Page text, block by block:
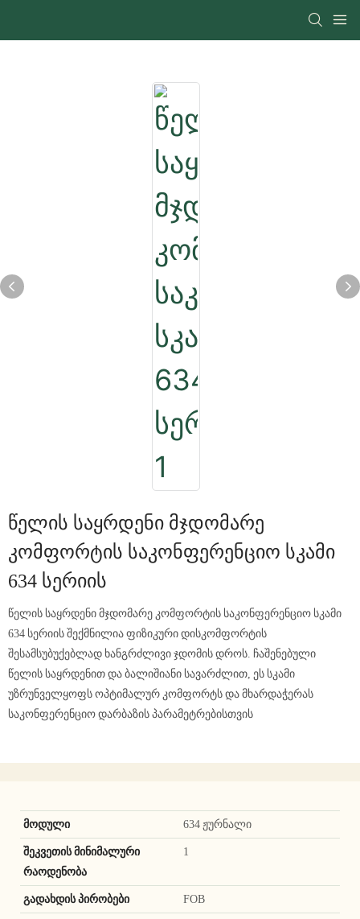
Წელის Საყრდენი Მჯდომარე
Კომფორტის Საკონფერენციო Სკამი
634 Სერიის
წელის საყრდენი მჯდომარე კომფორტის საკონფერენციო სკამი
634 სერიის შექმნილია ფიზიკური დისკომფორტის
შესამსუბუქებლად ხანგრძლივი ჯდომის დროს. ჩაშენებული
წელის საყრდენით და ბალიშიანი სავარძლით, ეს სკამი
უზრუნველყოფს ოპტიმალურ კომფორტს და მხარდაჭერას
საკონფერენციო დარბაზის პარამეტრებისთვის
მოდული 634 ჟურნალი
შეკვეთის მინიმალური
რაოდენობა
1
გადახდის პირობები FOB